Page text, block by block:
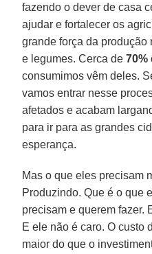
fazendo o dever de casa
ajudar e fortalecer os
grande força da produção
e legumes. Cerca de70%
consumimos vêm deles.
vamos entrar nesse
afetados e acabam
para ir para as grandes
esperança.
Mas o que eles precisam
Produzindo. Que é o que
precisam e querem fazer.
E ele não é caro. O custo
maior do que o